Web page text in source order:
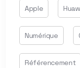
Apple
Numérique
Référencement